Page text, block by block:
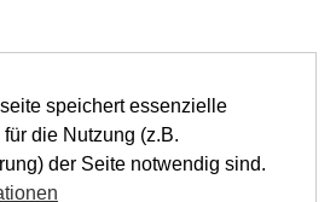
speichert essenzielle
die Nutzung (z.B.
der Seite notwendig sind.